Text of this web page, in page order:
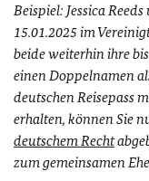
Beispiel: Jessica
15.01.2025 im
beide weiterhin ihre
einen Doppelnamen
deutschen Reisepass
erhalten, können Sie
deutschem Recht
zum gemeinsamen